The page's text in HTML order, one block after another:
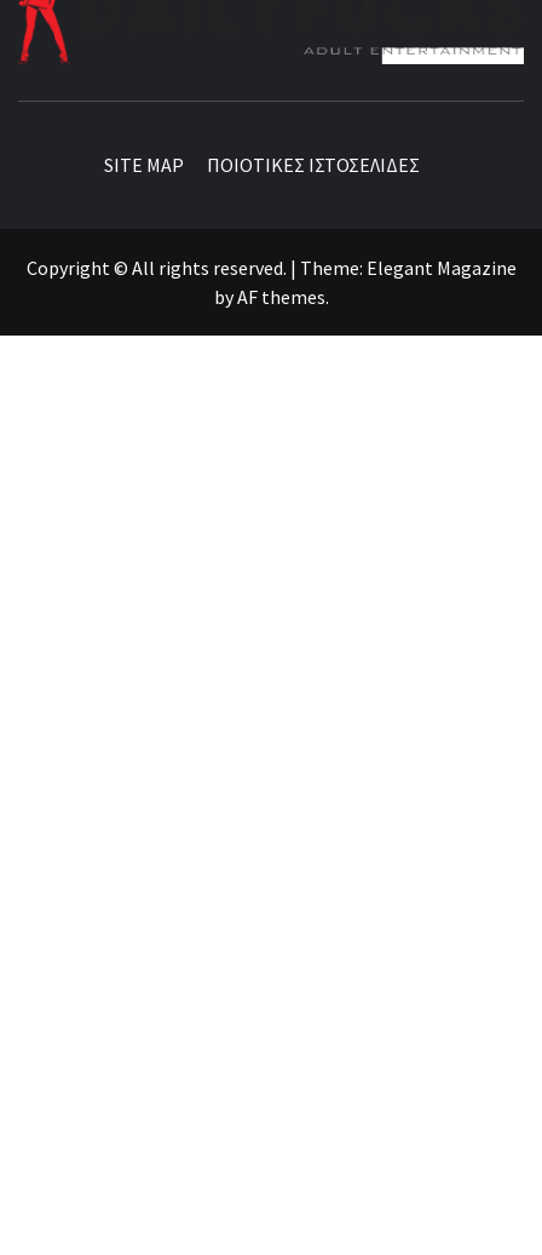
SITE MAP ΠΟΙΟΤΙΚΕΣ ΙΣΤΟΣΕΛΙΔΕΣ
Copyright © All rights reserved. | Theme: Elegant Magazine
byAF themes.